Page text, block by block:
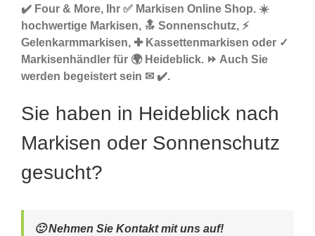
✔️ Four & More, Ihr ✅ Markisen Online Shop. ☀️
hochwertige Markisen, 🔝 Sonnenschutz, ⚡
Gelenkarmmarkisen, ✚ Kassettenmarkisen oder ✓
Markisenhändler für 🌍 Heideblick. ⏩ Auch Sie
werden begeistert sein ✉ ✔️.
Sie haben in Heideblick nach
Markisen oder Sonnenschutz
gesucht?
🙂 Nehmen Sie Kontakt mit uns auf!